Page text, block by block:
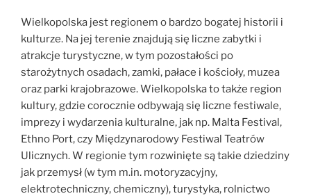
Wielkopolska jest regionem o bardzo bogatej historii i
kulturze. Na jej terenie znajdują się liczne zabytki i
atrakcje turystyczne, w tym pozostałości po
starożytnych osadach, zamki, pałace i kościoły, muzea
oraz parki krajobrazowe. Wielkopolska to także region
kultury, gdzie corocznie odbywają się liczne festiwale,
imprezy i wydarzenia kulturalne, jak np. Malta Festival,
Ethno Port, czy Międzynarodowy Festiwal Teatrów
Ulicznych. W regionie tym rozwinięte są takie dziedziny
jak przemysł (w tym m.in. motoryzacyjny,
elektrotechniczny, chemiczny), turystyka, rolnictwo